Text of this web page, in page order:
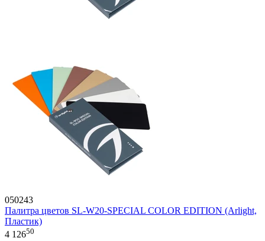
050243
Палитра цветов SL-W20-SPECIAL COLOR EDITION (Arlight,
Пластик)
4 12650